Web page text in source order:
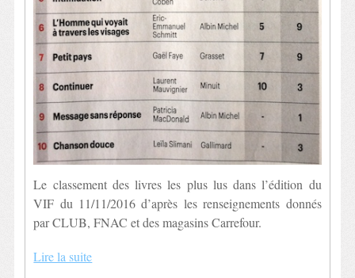
Le classement des livres les plus lus dans l’édition du
VIF du 11/11/2016 d’après les renseignements donnés
par CLUB, FNAC et des magasins Carrefour.
Lire la suite